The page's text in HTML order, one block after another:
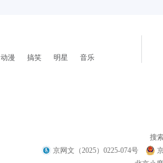
动漫 搞笑 明星 音乐
搜
京网文（2025）0225-074号